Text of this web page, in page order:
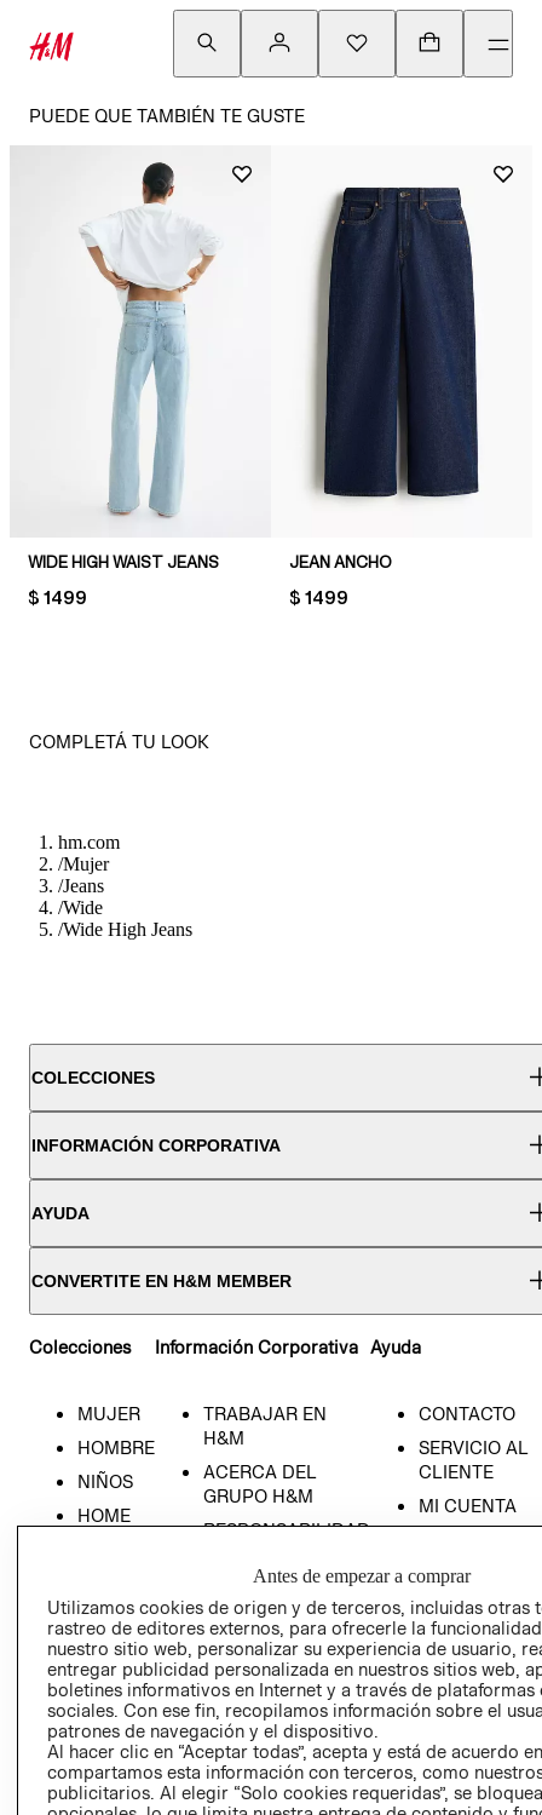
PUEDE QUE TAMBIÉN TE GUSTE
WIDE HIGH WAIST JEANS
PRICE:
$ 1499
JEAN ANCHO
PRICE:
$ 1499
COMPLETÁ TU LOOK
hm.com
/Mujer
/Jeans
/Wide
/Wide High Jeans
COLECCIONES
INFORMACIÓN CORPORATIVA
AYUDA
CONVERTITE EN H&M MEMBER
Colecciones
MUJER
HOMBRE
NIÑOS
HOME
Información Corporativa
TRABAJAR EN
H&M
ACERCA DEL
GRUPO H&M
RESPONSABILIDAD
PRENSA
RELACIÓN CON
INVERSIONISTAS
POLÍTICA
EMPRESARIAL
Ayuda
CONTACTO
SERVICIO AL
CLIENTE
MI CUENTA
- RETIRO EN
TIENDA
TÉRMINOS Y
CONDICIONES
PRIVACIDAD
GIFT CARD
Antes de empezar a comprar
Utilizamos cookies de origen y de terceros, incluidas otras
rastreo de editores externos, para ofrecerle la
nuestro sitio web, personalizar su experiencia de usuario,
entregar publicidad personalizada en nuestros sitios web,
boletines informativos en Internet y a través de plataformas
sociales. Con ese fin, recopilamos información sobre el
patrones de navegación y el dispositivo.
Al hacer clic en “Aceptar todas”, acepta y está de acuerdo
compartamos esta información con terceros, como
publicitarios. Al elegir “Solo cookies requeridas”, se